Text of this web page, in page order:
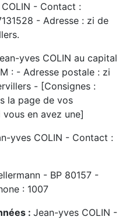
- Contact :
- Adresse : zi de
.
yves COLIN au capital
: - Adresse postale : zi
- [Consignes :
la page de vos
en avez une]
yves COLIN - Contact :
- BP 80157 -
: 1007
: Jean-yves COLIN -